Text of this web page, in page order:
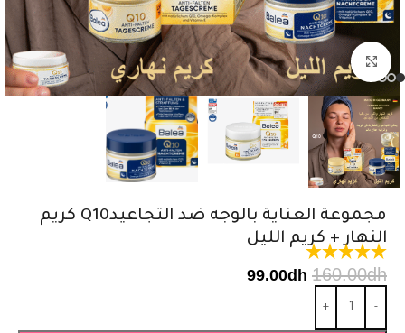
اضغط للتكبير
مجموعة العناية بالوجه ضد التجاعيدQ10 كريم
النهار + كريم الليل
160.00dh
99.00dh